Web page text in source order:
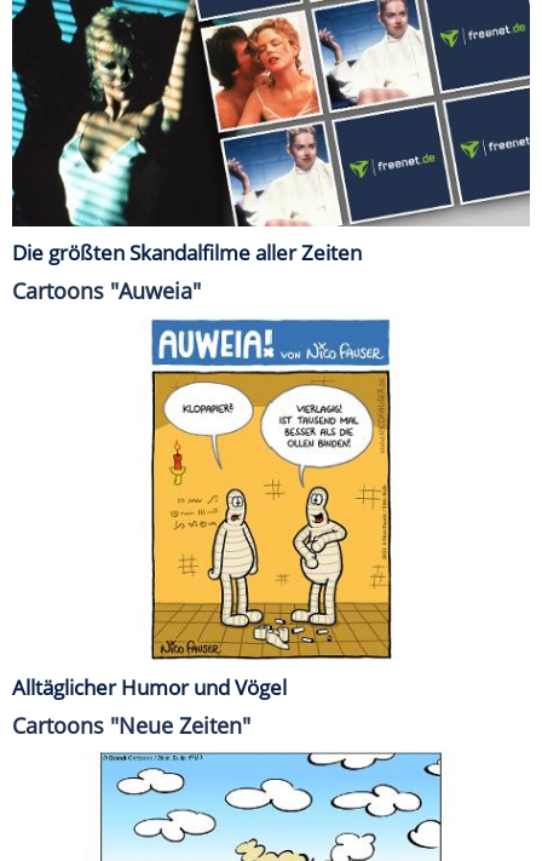
Die größten Skandalfilme aller Zeiten
Cartoons "Auweia"
Alltäglicher Humor und Vögel
Cartoons "Neue Zeiten"